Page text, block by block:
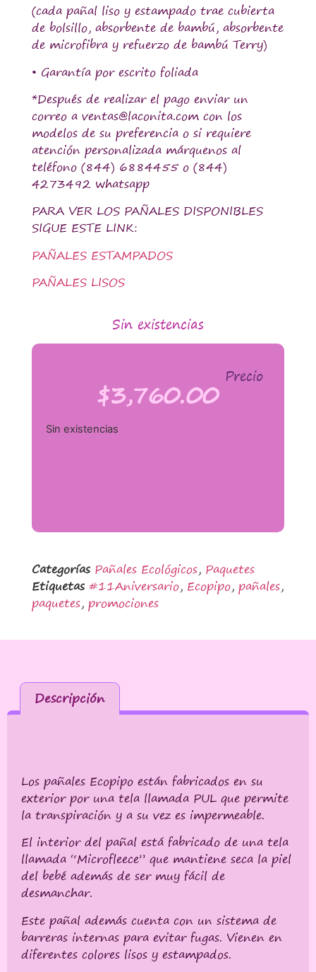
(cada pañal liso y estampado trae cubierta
de bolsillo, absorbente de bambú, absorbente
de microfibra y refuerzo de bambú Terry)
• Garantía por escrito foliada
*Después de realizar el pago enviar un
correo a ventas@laconita.com con los
modelos de su preferencia o si requiere
atención personalizada márquenos al
teléfono (844) 6884455 o (844)
4273492 whatsapp
PARA VER LOS PAÑALES DISPONIBLES
SIGUE ESTE LINK:
PAÑALES ESTAMPADOS
PAÑALES LISOS
Sin existencias
Precio
$3,760.00
Sin existencias
Categorías Pañales Ecológicos, Paquetes
Etiquetas #11Aniversario, Ecopipo, pañales,
paquetes, promociones
Descripción
Los pañales Ecopipo están fabricados en su
exterior por una tela llamada PUL que permite
la transpiración y a su vez es impermeable.
El interior del pañal está fabricado de una tela
llamada “Microfleece” que mantiene seca la piel
del bebé además de ser muy fácil de
desmanchar.
Este pañal además cuenta con un sistema de
barreras internas para evitar fugas. Vienen en
diferentes colores lisos y estampados.